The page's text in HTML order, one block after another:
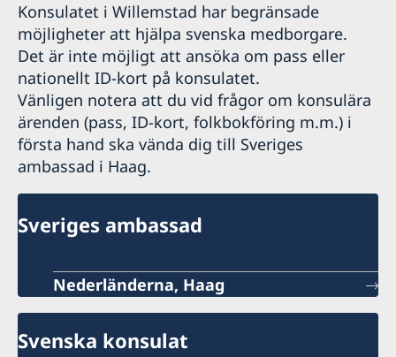
Konsulatet i Willemstad har begränsade
möjligheter att hjälpa svenska medborgare.
Det är inte möjligt att ansöka om pass eller
nationellt ID-kort på konsulatet.
Vänligen notera att du vid frågor om konsulära
ärenden (pass, ID-kort, folkbokföring m.m.) i
första hand ska vända dig till Sveriges
ambassad i Haag.
Sveriges ambassad
Nederländerna, Haag
Svenska konsulat